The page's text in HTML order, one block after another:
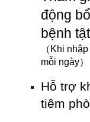
động
bệnh tật
（ Khi
mỗi ngày）
Hỗ trợ
tiêm